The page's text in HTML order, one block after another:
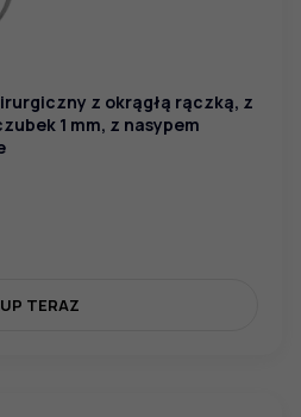
z okrągłą rączką, z
1 mm, z nasypem
TERAZ